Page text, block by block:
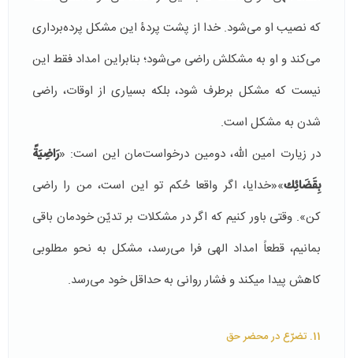
که نصیب او می‌شود. خدا از پشت پردۀ این مشکل پرده‌برداری
می‌کند و او به مشکلش راضی می‌شود؛ بنابراین امداد فقط این
نیست که مشکل برطرف شود، بلکه بسیاری از اوقات، راضی
شدن به مشکل است.
در زیارت امین الله، دومین درخواست‌مان این است: «رَاضِيَةً
بِقَضَائِك»«خدایا، اگر واقعا حُکم تو این است، من را راضی
کن». وقتی باور کنیم که اگر در مشکلات بر تدیّن خودمان باقی
بمانیم، قطعاً امداد الهی فرا می‌رسد، مشکل به نحو مطلوبی
کاهش پیدا می­کند و فشار روانی به حداقل خود می‌رسد.
11. تضرّع در محضر حق